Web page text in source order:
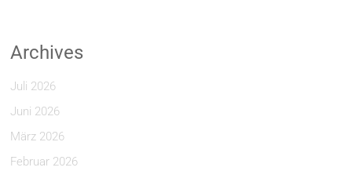
Archives
Juli 2026
Juni 2026
März 2026
Februar 2026